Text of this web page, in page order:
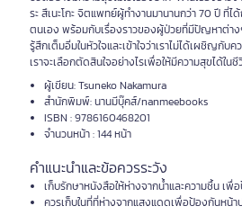
ระ สึเนะโกะ จิตแพทย์ผู้ทำงานมานานกว่า 70 ปี ที่
ตนเอง พร้อมกับเรื่องราวของผู้ป่วยที่มีปัญหาต่า
รู้สึกเต็มอิ่มในหัวใจและเข้าใจว่าเราไม่ได้เผชิญ
เราจะเลือกตัดสินใจอย่างไรเพื่อให้มีความสุขได้ใน
ผู้เขียน: Tsuneko Nakamura
สำนักพิมพ์: นานมีบุ๊คส์/nanmeebooks
ISBN : 9786160468201
จำนวนหน้า : 144 หน้า
คำแนะนำและข้อควรระวัง
เก็บรักษาหนังสือให้ห่างจากน้ำและความชื้น เพื่
ควรเก็บในที่ที่ห่างจากแสงแดดเพื่อป้องกันหน้า